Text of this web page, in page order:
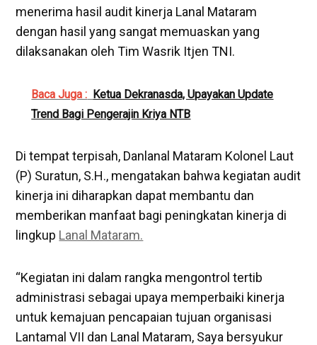
menerima hasil audit kinerja Lanal Mataram
dengan hasil yang sangat memuaskan yang
dilaksanakan oleh Tim Wasrik Itjen TNI.
Baca Juga : Ketua Dekranasda, Upayakan Update
Trend Bagi Pengerajin Kriya NTB
Di tempat terpisah, Danlanal Mataram Kolonel Laut
(P) Suratun, S.H., mengatakan bahwa kegiatan audit
kinerja ini diharapkan dapat membantu dan
memberikan manfaat bagi peningkatan kinerja di
lingkup Lanal Mataram.
“Kegiatan ini dalam rangka mengontrol tertib
administrasi sebagai upaya memperbaiki kinerja
untuk kemajuan pencapaian tujuan organisasi
Lantamal VII dan Lanal Mataram, Saya bersyukur